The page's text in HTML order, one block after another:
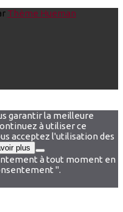
Thème Hueman
garantir la meilleure
à utiliser ce
acceptez l'utilisation des
plus
à tout moment en
".